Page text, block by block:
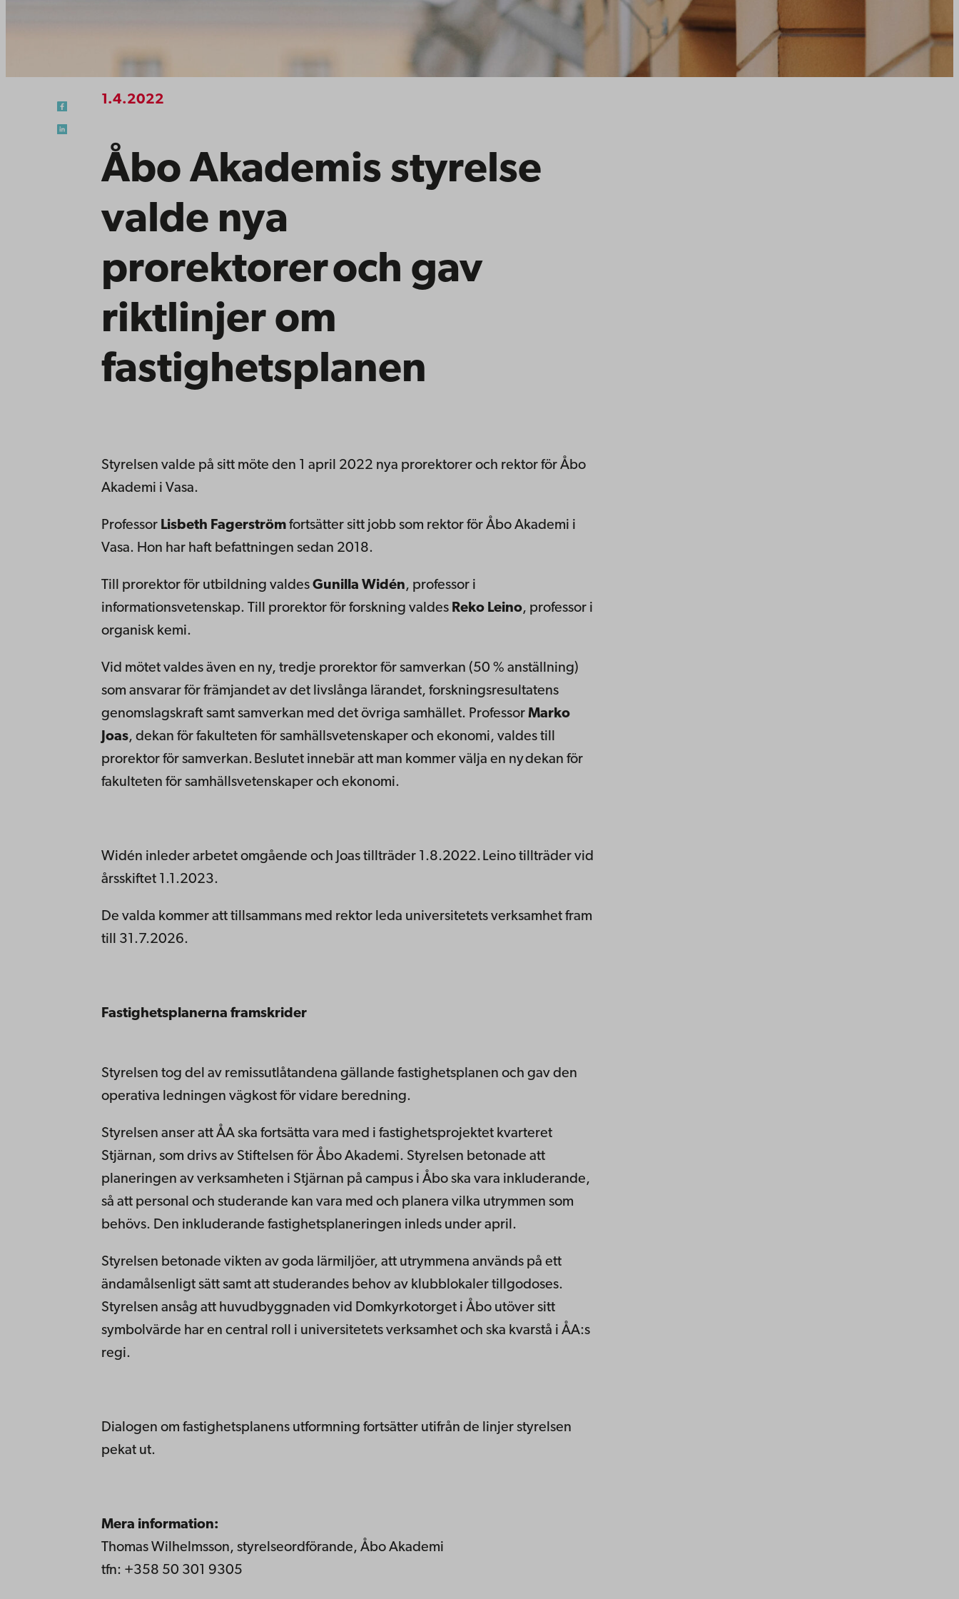
1.4.2022
Åbo Akademis styrelse
valde nya
prorektoreroch gav
riktlinjer om
fastighetsplanen
Styrelsen valde på sitt möte den 1 april 2022 nya prorektorer och rektor för Åbo
Akademi i Vasa.
Professor Lisbeth Fagerströmfortsätter sitt jobb som rektor för Åbo Akademi i
Vasa. Hon har haft befattningen sedan 2018.
Till prorektor för utbildning valdes Gunilla Widén, professor i
informationsvetenskap. Till prorektor för forskning valdes Reko Leino, professor i
organisk kemi.
Vid mötet valdes även en ny, tredje prorektor för samverkan (50 % anställning)
som ansvarar för främjandet av det livslånga lärandet, forskningsresultatens
genomslagskraft samt samverkan med det övriga samhället. Professor Marko
Joas, dekan för fakulteten för samhällsvetenskaper och ekonomi, valdes till
prorektor för samverkan. Beslutet innebär att man kommer välja en ny dekan för
fakulteten för samhällsvetenskaper och ekonomi.
Widén inleder arbetet omgående och Joas tillträder 1.8.2022. Leino tillträder vid
årsskiftet 1.1.2023.
De valda kommer att tillsammans med rektor leda universitetets verksamhet fram
till 31.7.2026.
Fastighetsplanerna framskrider
Styrelsen tog del av remissutlåtandena gällande fastighetsplanen och gav den
operativa ledningen vägkost för vidare beredning.
Styrelsen anser att ÅA ska fortsätta vara med i fastighetsprojektet kvarteret
Stjärnan, som drivs av Stiftelsen för Åbo Akademi. Styrelsen betonade att
planeringen av verksamheten i Stjärnan på campus i Åbo ska vara inkluderande,
så att personal och studerande kan vara med och planera vilka utrymmen som
behövs. Den inkluderande fastighetsplaneringen inleds under april.
Styrelsen betonade vikten av goda lärmiljöer, att utrymmena används på ett
ändamålsenligt sätt samt att studerandes behov av klubblokaler tillgodoses.
Styrelsen ansåg att huvudbyggnaden vid Domkyrkotorget i Åbo utöver sitt
symbolvärde har en central roll i universitetets verksamhet och ska kvarstå i ÅA:s
regi.
Dialogen om fastighetsplanens utformning fortsätter utifrån de linjer styrelsen
pekat ut.
Mera information:
Thomas Wilhelmsson, styrelseordförande, Åbo Akademi
tfn: +358 50 301 9305